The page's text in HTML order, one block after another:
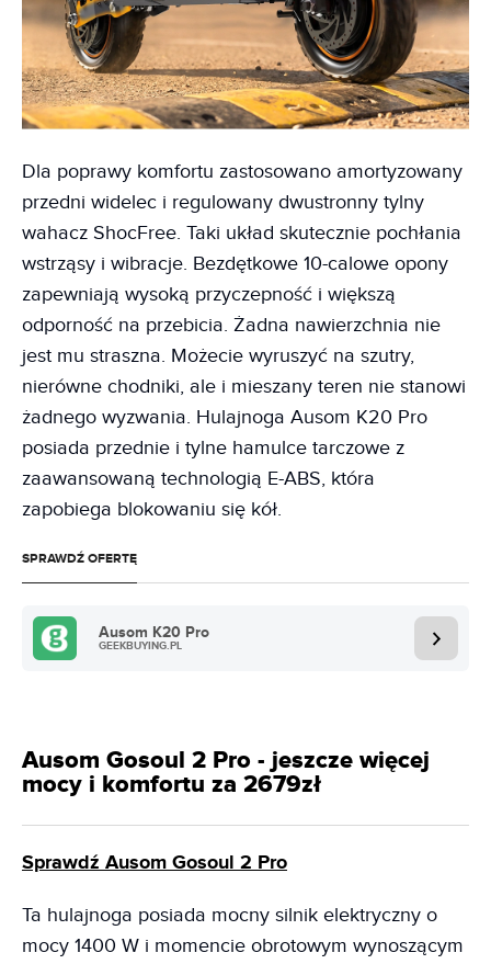
Dla poprawy komfortu zastosowano amortyzowany
przedni widelec i regulowany dwustronny tylny
wahacz ShocFree. Taki układ skutecznie pochłania
wstrząsy i wibracje. Bezdętkowe 10-calowe opony
zapewniają wysoką przyczepność i większą
odporność na przebicia. Żadna nawierzchnia nie
jest mu straszna. Możecie wyruszyć na szutry,
nierówne chodniki, ale i mieszany teren nie stanowi
żadnego wyzwania. Hulajnoga Ausom K20 Pro
posiada przednie i tylne hamulce tarczowe z
zaawansowaną technologią E-ABS, która
zapobiega blokowaniu się kół.
SPRAWDŹ OFERTĘ
Ausom K20 Pro
GEEKBUYING.PL
Ausom Gosoul 2 Pro - jeszcze więcej
mocy i komfortu za 2679zł
Sprawdź Ausom Gosoul 2 Pro
Ta hulajnoga posiada mocny silnik elektryczny o
mocy 1400 W i momencie obrotowym wynoszącym